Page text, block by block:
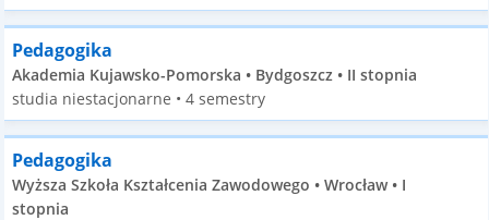
Pedagogika
Akademia Kujawsko-Pomorska • Bydgoszcz • II stopnia
studia niestacjonarne • 4 semestry
Pedagogika
Wyższa Szkoła Kształcenia Zawodowego • Wrocław • I
stopnia